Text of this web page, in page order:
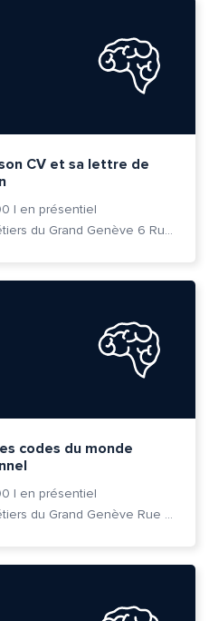
CV et sa lettre de
| en présentiel
Cité des Métiers du Grand Genève 6 Rue Prévost-Martin 1205 Genève
codes du monde
| en présentiel
Cité des Métiers du Grand Genève Rue Prévost-Martin 6 1205 Genève